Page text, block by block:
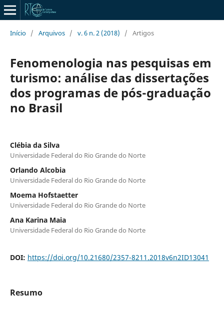
Início / Arquivos / v. 6 n. 2 (2018) / Artigos
Fenomenologia nas pesquisas em
turismo: análise das dissertações
dos programas de pós-graduação
no Brasil
Clébia da Silva
Universidade Federal do Rio Grande do Norte
Orlando Alcobia
Universidade Federal do Rio Grande do Norte
Moema Hofstaetter
Universidade Federal do Rio Grande do Norte
Ana Karina Maia
Universidade Federal do Rio Grande do Norte
DOI: https://doi.org/10.21680/2357-8211.2018v6n2ID13041
Resumo